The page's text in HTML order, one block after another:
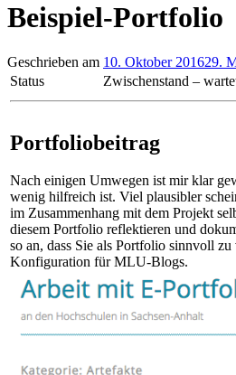
Beispiel-Portfolio
Geschrieben am 10. Oktober 201629.
Status
Zwischenstand –
Portfoliobeitrag
Nach einigen Umwegen ist mir klar
wenig hilfreich ist. Viel plausibler
im Zusammenhang mit dem Projekt
diesem Portfolio reflektieren und
so an, dass Sie als Portfolio sinnvoll
Konfiguration für MLU-Blogs.